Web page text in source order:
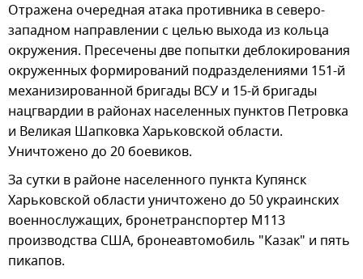
Отражена очередная атака противника в северо-
западном направлении с целью выхода из кольца
окружения. Пресечены две попытки деблокирования
окруженных формирований подразделениями 151-й
механизированной бригады ВСУ и 15-й бригады
нацгвардии в районах населенных пунктов Петровка
и Великая Шапковка Харьковской области.
Уничтожено до 20 боевиков.
За сутки в районе населенного пункта Купянск
Харьковской области уничтожено до 50 украинских
военнослужащих, бронетранспортер М113
производства США, бронеавтомобиль "Казак" и пять
пикапов.